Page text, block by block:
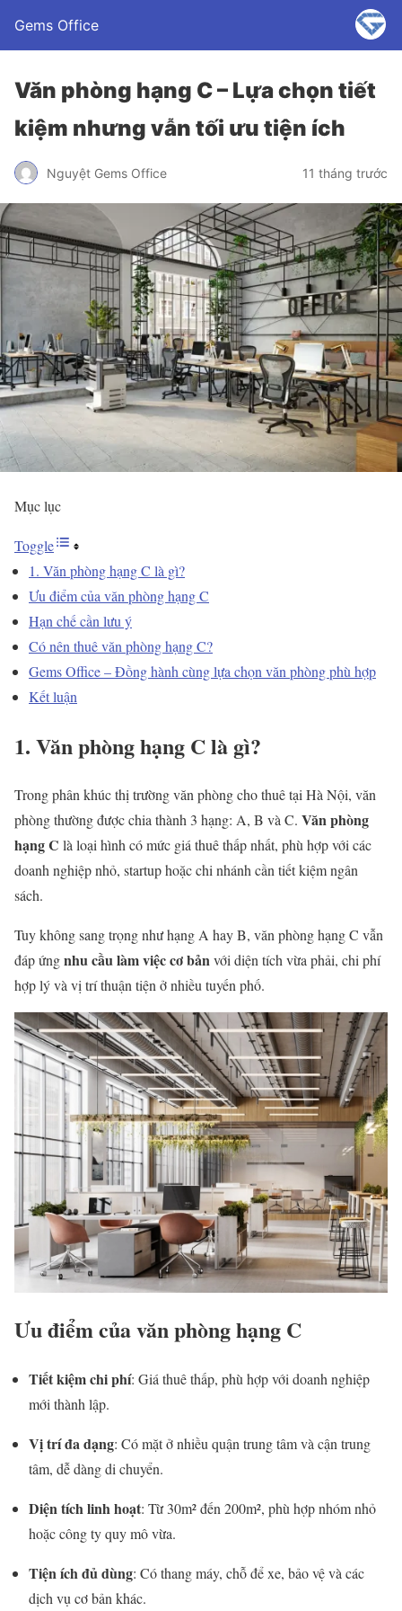
Gems Office
Văn phòng hạng C – Lựa chọn tiết
kiệm nhưng vẫn tối ưu tiện ích
Nguyệt Gems Office 11 tháng trước
Mục lục
Toggle
1. Văn phòng hạng C là gì?
Ưu điểm của văn phòng hạng C
Hạn chế cần lưu ý
Có nên thuê văn phòng hạng C?
Gems Office – Đồng hành cùng lựa chọn văn phòng phù hợp
Kết luận
1. Văn phòng hạng C là gì?
Trong phân khúc thị trường văn phòng cho thuê tại Hà Nội, văn
phòng thường được chia thành 3 hạng: A, B và C. Văn phòng
hạng C là loại hình có mức giá thuê thấp nhất, phù hợp với các
doanh nghiệp nhỏ, startup hoặc chi nhánh cần tiết kiệm ngân
sách.
Tuy không sang trọng như hạng A hay B, văn phòng hạng C vẫn
đáp ứngnhu cầu làm việc cơ bảnvới diện tích vừa phải, chi phí
hợp lý và vị trí thuận tiện ở nhiều tuyến phố.
Ưu điểm của văn phòng hạng C
Tiết kiệm chi phí: Giá thuê thấp, phù hợp với doanh nghiệp
mới thành lập.
Vị trí đa dạng: Có mặt ở nhiều quận trung tâm và cận trung
tâm, dễ dàng di chuyển.
Diện tích linh hoạt: Từ 30m² đến 200m², phù hợp nhóm nhỏ
hoặc công ty quy mô vừa.
Tiện ích đủ dùng: Có thang máy, chỗ để xe, bảo vệ và các
dịch vụ cơ bản khác.